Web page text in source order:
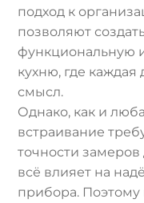
подход к
позволяют
функциональную
кухню, где каждая
смысл.
Однако, как и
встраивание
точности
всё влияет на
прибора. Поэтому